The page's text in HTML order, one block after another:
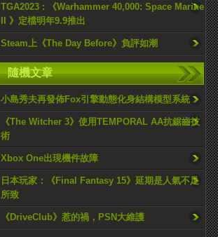
TGA2023 : 《Warhammer 40,000: Space Marine
II 》定檔明年9.9推出
Steam上《The Day Before》負評如潮
隨機文章
小島秀夫再發佈Fox引擎動態化身結構模型系統
《The Witcher 3》使用TEMPORAL AA抗鋸齒技
術
Xbox One出現機件故障
日本玩家：《Final Fantasy 15》延期是人氣不足
所致
《DriveClub》惹的禍，PSN大維護